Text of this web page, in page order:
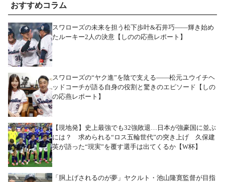
おすすめコラム
スワローズの未来を担う松下歩叶&石井巧――輝き始め
たルーキー2人の決意【しのの応燕レポート】
スワローズの“ヤク進”を陰で支える――松元ユウイチヘ
ッドコーチが語る自身の役割と驚きのエピソード【しの
の応燕レポート】
【現地発】史上最強でも32強敗退…日本が強豪国に並ぶ
には？ 求められる“ロス五輪世代”の突き上げ 久保建
英が語った“現実”を覆す選手は出てくるか【W杯】
「胴上げされるのが夢」ヤクルト・池山隆寛監督が目指